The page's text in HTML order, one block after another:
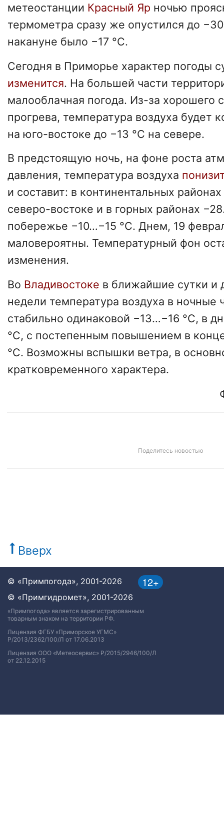
метеостанции Красный Яр ночью
термометра сразу же опустился до
накануне было −17 °C.
Сегодня в Приморье характер погоды
изменится. На большей части
малооблачная погода. Из-за хорошего
прогрева, температура воздуха будет
на юго-востоке до −13 °C на севере.
В предстоящую ночь, на фоне роста
давления, температура воздуха
и составит: в континентальных
северо-востоке и в горных районах
побережье −10…−15 °C. Днем, 19
маловероятны. Температурный фон
изменения.
Во Владивостоке в ближайшие сутки и
недели температура воздуха в ночные
стабильно одинаковой −13…−16 °C, в
°C, с постепенным повышением в
°C. Возможны вспышки ветра, в
кратковременного характера.
Поделитесь новостью
Вверх
12+
© «Примпогода», 2001-2026
© «Примгидромет», 2001-2026
«Примпогода» является зарегистрированным
товарным знаком на территории РФ.
Лицензия ФГБУ «Приморское УГМС»
Р/2013/2362/100/Л от 17.06.2013
Лицензия ООО «Метеосервис» Р/2015/2946/100/Л
от 22.12.2015